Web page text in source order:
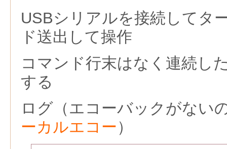
USBシリアルを接続してタ
ド送出して操作
コマンド行末はなく連続し
する
ログ（エコーバックがない
ーカルエコー ）